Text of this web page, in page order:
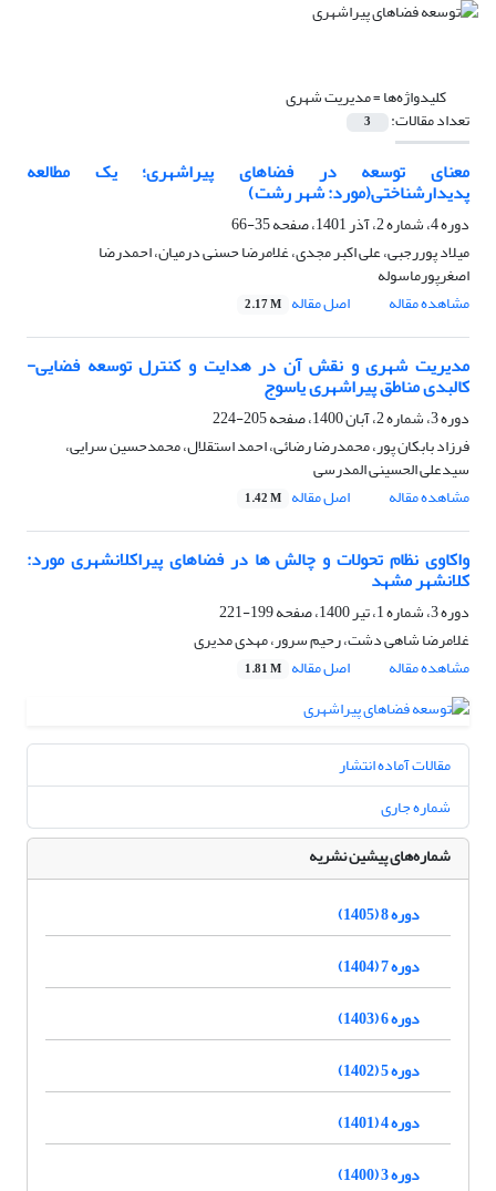
کلیدواژه‌ها =مدیریت شهری
تعداد مقالات: 3
معنای توسعه در فضاهای پیراشهری؛ یک مطالعه
پدیدارشناختی(مورد: شهر رشت)
دوره 4، شماره 2، آذر 1401، صفحه
35-66
میلاد پوررجبی، علی اکبر مجدی، غلامرضا حسنی درمیان، احمدرضا
اصغرپورماسوله
مشاهده مقاله
اصل مقاله 2.17 M
مدیریت شهری و نقش آن در هدایت و کنترل توسعه فضایی-
کالبدی مناطق پیراشهری یاسوج
دوره 3، شماره 2، آبان 1400، صفحه
205-224
فرزاد بابکان پور، محمدرضا رضائی، احمد استقلال، محمدحسین سرایی،
سیدعلی الحسینی المدرسی
مشاهده مقاله
اصل مقاله 1.42 M
واکاوی نظام تحولات و چالش ها در فضاهای پیراکلانشهری مورد:
کلانشهر مشهد
دوره 3، شماره 1، تیر 1400، صفحه
199-221
غلامرضا شاهی دشت، رحیم سرور، مهدی مدیری
مشاهده مقاله
اصل مقاله 1.81 M
مقالات آماده انتشار
شماره جاری
شماره‌های پیشین نشریه
دوره 8 (1405)
دوره 7 (1404)
دوره 6 (1403)
دوره 5 (1402)
دوره 4 (1401)
دوره 3 (1400)